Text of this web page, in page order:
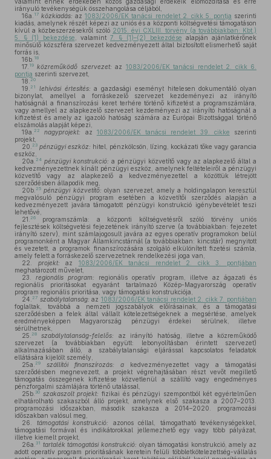
irányuló tevékenységük összehangolása céljából,
16a. 17 közkiadás: az1083/2006/EK tanácsi rendelet 2. cikk 5. pontja szerinti
kiadás, amelynek részét képezi az uniós és a központi költségvetési támogatáson
kívül a közbeszerzésekről szóló 2015. évi CXLIII. törvény (a továbbiakban: Kbt.)
5. § (1) bekezdése , valamint7. § (1)–(2) bekezdése alapján ajánlatkérőnek
minősülő közszféra szervezet kedvezményezett által biztosított elismerhető saját
forrás is,
16b. 18
17. 19 közreműködő szervezet: az 1083/2006/EK tanácsi rendelet 2. cikk 6.
pontja szerinti szervezet,
18. 20
19. 21 lehívási értesítés: a gazdasági eseményt hitelesen dokumentáló olyan
bizonylat, amellyel a forráskezelő szervezet kezdeményezi az irányító
hatóságnál a finanszírozási keret terhére történő kifizetést a programszámlára,
vagy amellyel az alapkezelő szervezet kezdeményezi az irányító hatóságnál a
kifizetést és amely az igazoló hatóság számára az Európai Bizottsággal történő
elszámolás alapját képezi,
19a. 22 nagyprojekt: az 1083/2006/EK tanácsi rendelet 39. cikke szerinti
projekt,
20. 23 pénzügyi eszköz: hitel, pénzkölcsön, lízing, kockázati tőke vagy garancia
eszköz,
20a. 24 pénzügyi konstrukció: a pénzügyi közvetítő vagy az alapkezelő által a
kedvezményezettnek kínált pénzügyi eszköz, amelynek feltételeiről a pénzügyi
közvetítő vagy az alapkezelő a kedvezményezettel a közöttük létrejött
szerződésben állapodik meg,
20b. 25 pénzügyi közvetítő: olyan szervezet, amely a holdingalapon keresztül
megvalósuló pénzügyi program esetében a közvetítői szerződés alapján a
kedvezményezett javára támogatott pénzügyi konstrukció igénybevételét teszi
lehetővé,
21. 26
programszámla: a központi költségvetésről szóló törvény uniós
fejlesztések költségvetési fejezetének irányító szerve (a továbbiakban: fejezetet
irányító szerv), mint számlajogosult javára az egyes operatív programokon belül
programonként a Magyar Államkincstárnál (a továbbiakban: kincstár) megnyitott
és vezetett, a programok finanszírozására szolgáló elkülönített fizetési számla,
amely felett a forráskezelő szervezetnek rendelkezési joga van,
22.
projekt:az 1083/2006/EK tanácsi rendelet 2. cikk 3. pontjában
meghatározott művelet,
23.
regionális program: regionális operatív program, illetve az ágazati és
regionális prioritásokat egyaránt tartalmazó Közép-Magyarország operatív
program regionális prioritása, vagy támogatási konstrukciója,
24. 27 szabálytalanság:az 1083/2006/EK tanácsi rendelet 2. cikk 7. pontjában
foglaltak, továbbá a nemzeti jogszabályok előírásainak, és a támogatási
szerződésben a felek által vállalt kötelezettségeknek a megsértése, amelyek
eredményeképpen Magyarország pénzügyi érdekei sérülnek, illetve
sérülhetnek,
25. 28 szabálytalanság-felelős: az irányító hatóság, illetve a közreműködő
szervezet (a továbbiakban együtt: lebonyolításban érintett szervezet)
alkalmazásában álló, a szabálytalansági eljárással kapcsolatos feladatok
ellátására kijelölt személy,
25a. 29 szállítói finanszírozás: a kedvezményezettet vagy a támogatási
szerződésben megnevezett, a projekt végrehajtásában részt vevőt megillető
támogatás összegének kifizetése közvetlenül a szállító vagy engedményes
pénzforgalmi számlájára történő utalással,
25b. 30 szakaszolt projekt: fizikai és pénzügyi szempontból két egyértelműen
elhatárolható szakaszból álló projekt, amelynek első szakasza a 2007–2013.
programozási időszakban, második szakasza a 2014–2020. programozási
időszakban valósul meg,
26.
támogatási konstrukció: azonos céllal, támogatható tevékenységekkel,
támogatási formával és indikátorokkal jellemezhető egy vagy több pályázat,
illetve kiemelt projekt,
26a. 31 tartalék támogatási konstrukció: olyan támogatási konstrukció, amely az
adott operatív program prioritásának keretein felüli többletkötelezettség-vállalás